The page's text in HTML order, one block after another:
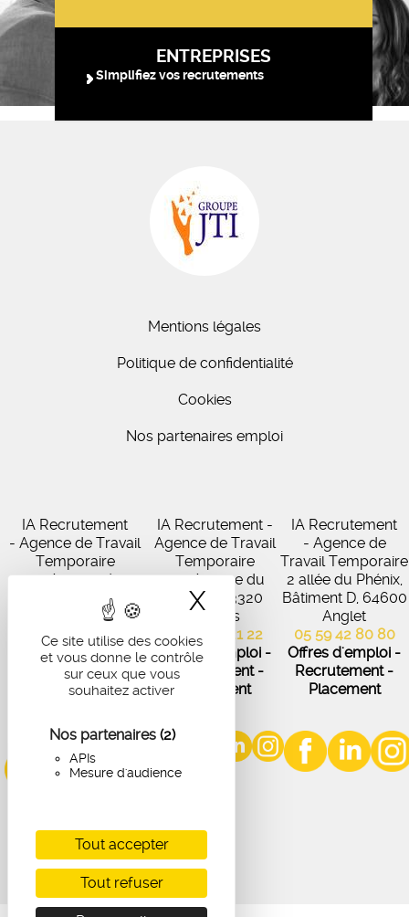
Ce site utilise des cookies
et vous donne le contrôle
sur ceux que vous
souhaitez activer
Nos partenaires (2)
APIs
Mesure d'audience
Tout accepter
Tout refuser
X Masquer le
ENTREPRISES
Simplifiez vos recrutements
Mentions légales
Politique de confidentialité
Cookies
Nos partenaires emploi
IA Recrutement
- Agence de Travail
Temporaire
27 Avenue de
Virecourt, 33370
Artigues-près-
Bordeaux
05 56 67 48 57
Offres d'emploi -
Recrutement -
IA Recrutement -
Agence de Travail
Temporaire
102 Avenue du
Médoc, 33320
Eysines
05 56 45 21 22
Offres d'emploi -
Recrutement -
Placement
IA Recrutement
- Agence de
Travail Temporaire
2 allée du Phénix,
Bâtiment D, 64600
Anglet
05 59 42 80 80
Offres d'emploi -
Recrutement -
Placement